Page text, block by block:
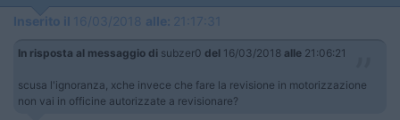
Inserito il 16/03/2018 alle: 21:17:31
In risposta al messaggio di subzer0 del 16/03/2018 alle 21:06:21
scusa l'ignoranza, xche invece che fare la revisione in motorizzazione
non vai in officine autorizzate a revisionare?